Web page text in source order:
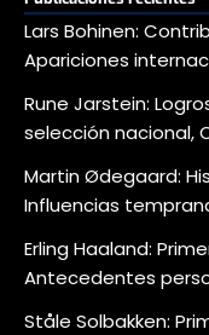
Lars Bohinen:
Apariciones
Rune Jarstein:
selección nacional,
Martin Ødegaard:
Influencias
Erling Haaland:
Antecedentes
Ståle Solbakken: